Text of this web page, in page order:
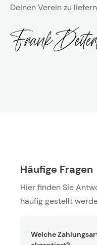
Deinen Verein zu
Häufige Fragen
Hier finden Sie
häufig gestellt
Welche